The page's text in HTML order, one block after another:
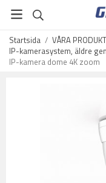
Startsida / VÅRA
IP-kamerasystem, äldre
IP-kamera dome 4K zoom